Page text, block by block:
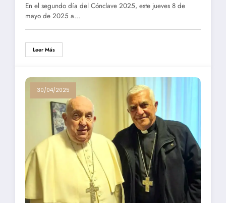
En el segundo día del Cónclave 2025, este jueves 8 de
mayo de 2025 a…
Leer Más
30/04/2025